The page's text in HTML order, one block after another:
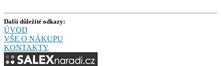
Další důležité odkazy:
ÚVOD
VŠE O NÁKUPU
KONTAKTY